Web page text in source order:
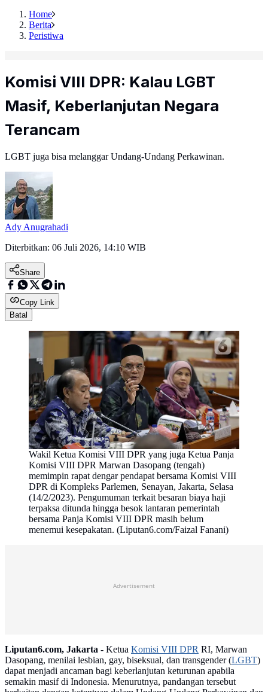
Home
Berita
Peristiwa
Komisi VIII DPR: Kalau LGBT
Masif, Keberlanjutan Negara
Terancam
LGBT juga bisa melanggar Undang-Undang Perkawinan.
Ady Anugrahadi
Diterbitkan: 06 Juli 2026, 14:10 WIB
Share
Copy Link
Batal
Wakil Ketua Komisi VIII DPR yang juga Ketua Panja
Komisi VIII DPR Marwan Dasopang (tengah)
memimpin rapat dengar pendapat bersama Komisi VIII
DPR di Kompleks Parlemen, Senayan, Jakarta, Selasa
(14/2/2023). Pengumuman terkait besaran biaya haji
terpaksa ditunda hingga besok lantaran pemerintah
bersama Panja Komisi VIII DPR masih belum
menemui kesepakatan. (Liputan6.com/Faizal Fanani)
Advertisement
Liputan6.com, Jakarta - Ketua Komisi VIII DPR RI, Marwan
Dasopang, menilai lesbian, gay, biseksual, dan transgender (LGBT)
dapat menjadi ancaman bagi keberlanjutan keturunan apabila
semakin masif di Indonesia. Menurutnya, pandangan tersebut